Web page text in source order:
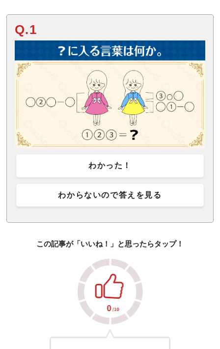
Q.1
わかった！
わからないので答えを見る
この記事が「いいね！」と思ったらタップ！